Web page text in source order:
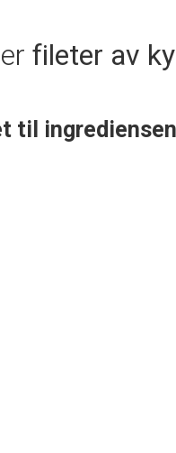
fileter av
til ingrediensen